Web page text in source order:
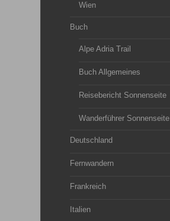
Wien
Buch
Alpe Adria Trail
Buch Allgemeines
Reisebericht Sonnenseite
Wanderführer Sonnenseite
Deutschland
Fernwandern
Frankreich
Italien